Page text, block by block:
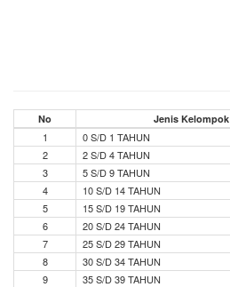
No Jenis Kelompok
1 0 S/D 1 TAHUN
2
2 S/D 4 TAHUN
3
5 S/D 9 TAHUN
4
10 S/D 14 TAHUN
5
15 S/D 19 TAHUN
6
20 S/D 24 TAHUN
7
25 S/D 29 TAHUN
8
30 S/D 34 TAHUN
9
35 S/D 39 TAHUN